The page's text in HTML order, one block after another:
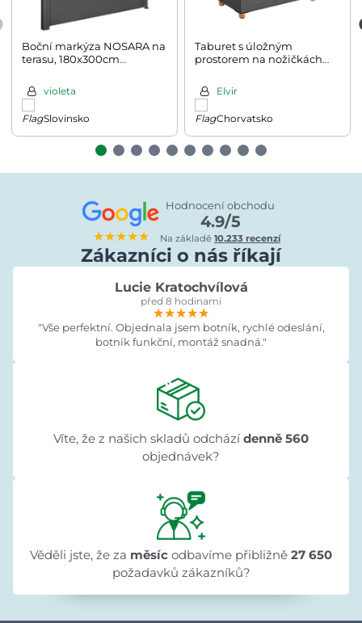
Boční markýza NOSARA na
terasu, 180x300cm
violeta
Slovinsko
Taburet s úložným
prostorem na nožičkách
antracitová
Elvir
Chorvatsko
★★★★★
Hodnocení obchodu
4.9/5
Na základě10.233 recenzí
Zákazníci o nás říkají
Lucie Kratochvílová
před 8 hodinami
★★★★★
★★★★★
★★★★★
"Vše perfektní. Objednala jsem botník, rychlé odeslání,
botník funkční, montáž snadná."
Víte, že z našich skladů odchází denně 560
objednávek?
Věděli jste, že za měsíc odbavíme přibližně 27 650
požadavků zákazníků?